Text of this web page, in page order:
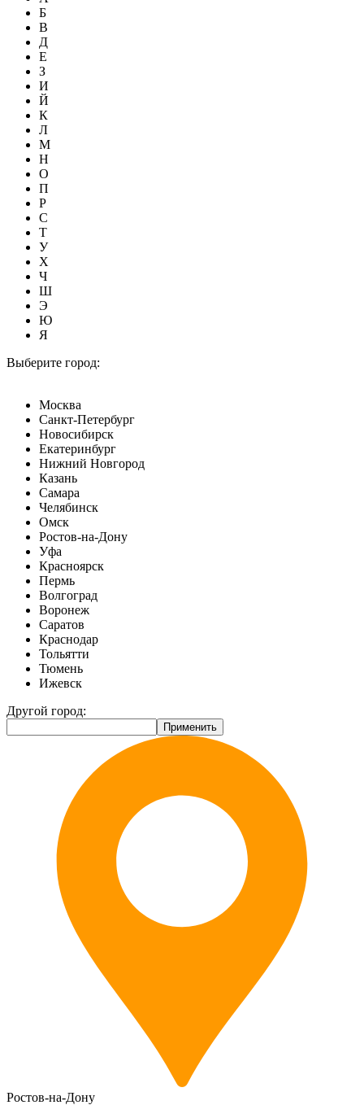
Б
В
Д
Е
З
И
Й
К
Л
М
Н
О
П
Р
С
Т
У
Х
Ч
Ш
Э
Ю
Я
Выберите город:
Москва
Санкт-Петербург
Новосибирск
Екатеринбург
Нижний Новгород
Казань
Самара
Челябинск
Омск
Ростов-на-Дону
Уфа
Красноярск
Пермь
Волгоград
Воронеж
Саратов
Краснодар
Тольятти
Тюмень
Ижевск
Другой город:
Ростов-на-Дону